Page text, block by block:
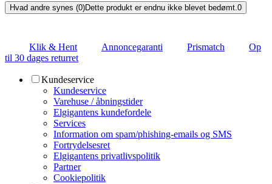
Hvad andre synes (0)Dette produkt er endnu ikke blevet bedømt.0
Klik & Hent Annoncegaranti Prismatch
Op
til 30 dages returret
Kundeservice
Kundeservice
Varehuse / åbningstider
Elgigantens kundefordele
Services
Information om spam/phishing-emails og SMS
Fortrydelsesret
Elgigantens privatlivspolitik
Partner
Cookiepolitik